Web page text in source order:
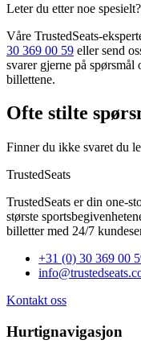
Leter du etter noe spesielt?
Våre
30 369 00 59 eller send
svarer gjerne på
billettene.
Ofte stilte
Finner du ikke svaret du
TrustedSeats
TrustedSeats er din one-
største
billetter med 24/7
+31 (0) 30 369 00
Kontakt oss
Hurtignavigasjon